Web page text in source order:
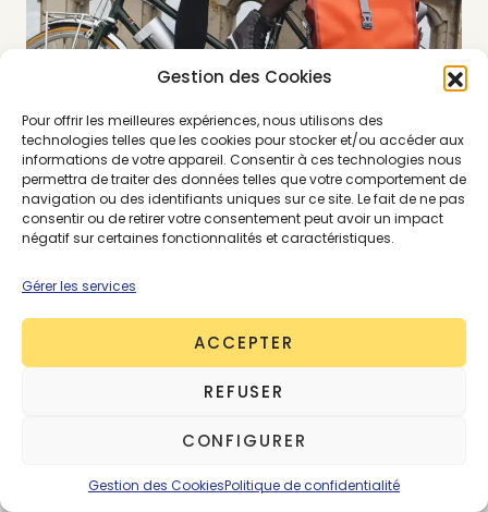
Gestion des Cookies
Pour offrir les meilleures expériences, nous utilisons des
technologies telles que les cookies pour stocker et/ou accéder aux
informations de votre appareil. Consentir à ces technologies nous
permettra de traiter des données telles que votre comportement de
navigation ou des identifiants uniques sur ce site. Le fait de ne pas
consentir ou de retirer votre consentement peut avoir un impact
négatif sur certaines fonctionnalités et caractéristiques.
Gérer les services
ACCEPTER
REFUSER
CONFIGURER
Gestion des CookiesPolitique de confidentialité